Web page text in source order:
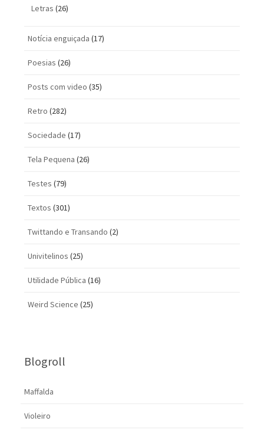
Letras (26)
Notícia enguiçada (17)
Poesias (26)
Posts com vi­deo (35)
Retro (282)
Sociedade (17)
Tela Pequena (26)
Testes (79)
Textos (301)
Twittando e Transando (2)
Univitelinos (25)
Utilidade Pública (16)
Weird Science (25)
Blogroll
Maffalda
Violeiro